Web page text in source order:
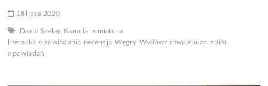
18 lipca 2020
David Szalay Kanada miniatura
literacka opowiadania recenzja Węgry Wydawnictwo Pauza zbiór
opowiadań